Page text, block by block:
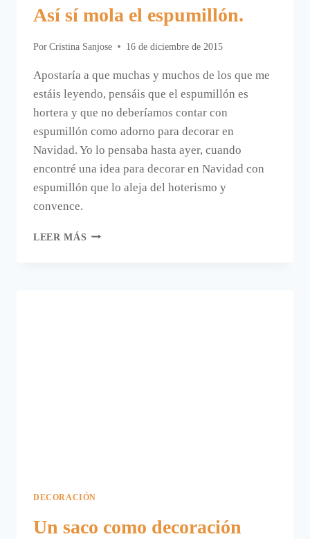
Así sí mola el espumillón.
Por Cristina Sanjose 16 de diciembre de 2015
Apostaría a que muchas y muchos de los que me
estáis leyendo, pensáis que el espumillón es
hortera y que no deberíamos contar con
espumillón como adorno para decorar en
Navidad. Yo lo pensaba hasta ayer, cuando
encontré una idea para decorar en Navidad con
espumillón que lo aleja del hoterismo y
convence.
LEER MÁS ASÍ
DECORACIÓN
Un saco como decoración